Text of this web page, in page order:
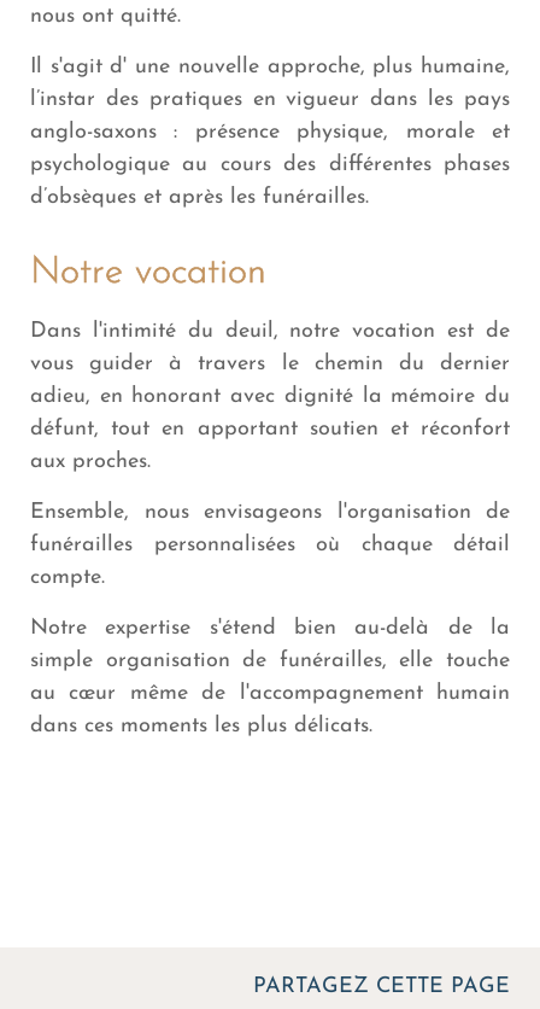
nous ont quitté.
Il s'agit d' une nouvelle approche, plus humaine,
l’instar des pratiques en vigueur dans les pays
anglo-saxons : présence physique, morale et
psychologique au cours des différentes phases
d’obsèques et après les funérailles.
Notre vocation
Dans l'intimité du deuil, notre vocation est de
vous guider à travers le chemin du dernier
adieu, en honorant avec dignité la mémoire du
défunt, tout en apportant soutien et réconfort
aux proches.
Ensemble, nous envisageons l'organisation de
funérailles personnalisées où chaque détail
compte.
Notre expertise s'étend bien au-delà de la
simple organisation de funérailles, elle touche
au cœur même de l'accompagnement humain
dans ces moments les plus délicats.
PARTAGEZ CETTE PAGE